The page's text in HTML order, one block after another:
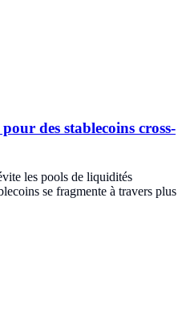
des stablecoins cross-
les pools de liquidités
se fragmente à travers plus